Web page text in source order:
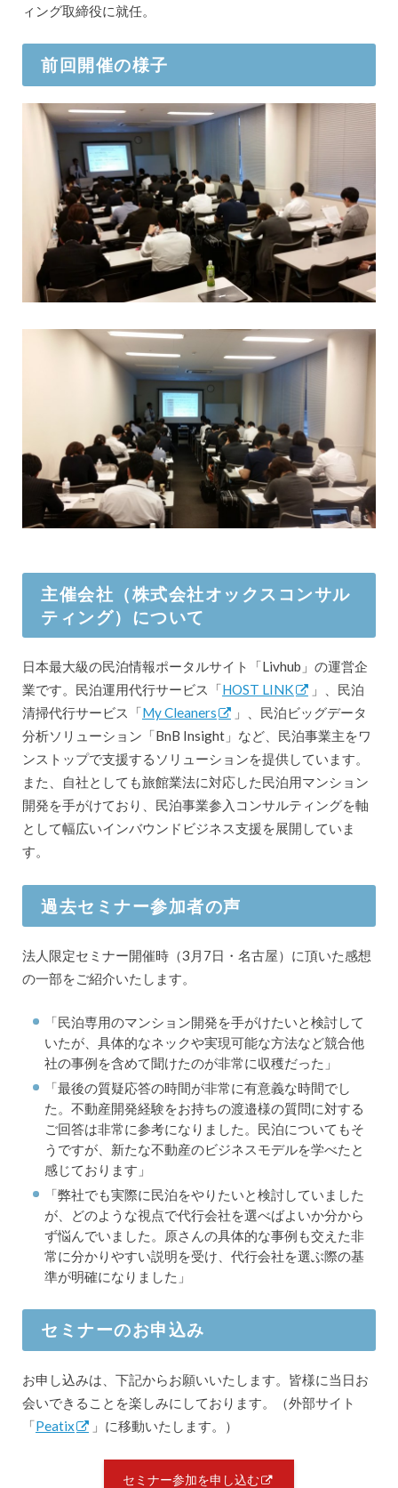
ィング取締役に就任。
前回開催の様子
主催会社（株式会社オックスコンサル
ティング）について
日本最大級の民泊情報ポータルサイト「Livhub」の運営企
業です。民泊運用代行サービス「HOST LINK
」、民泊
清掃代行サービス「My Cleaners
」、民泊ビッグデータ
分析ソリューション「BnB Insight」など、民泊事業主をワ
ンストップで支援するソリューションを提供しています。
また、自社としても旅館業法に対応した民泊用マンション
開発を手がけており、民泊事業参入コンサルティングを軸
として幅広いインバウンドビジネス支援を展開していま
す。
過去セミナー参加者の声
法人限定セミナー開催時（3月7日・名古屋）に頂いた感想
の一部をご紹介いたします。
「民泊専用のマンション開発を手がけたいと検討して
いたが、具体的なネックや実現可能な方法など競合他
社の事例を含めて聞けたのが非常に収穫だった」
「最後の質疑応答の時間が非常に有意義な時間でし
た。不動産開発経験をお持ちの渡邉様の質問に対する
ご回答は非常に参考になりました。民泊についてもそ
うですが、新たな不動産のビジネスモデルを学べたと
感じております」
「弊社でも実際に民泊をやりたいと検討していました
が、どのような視点で代行会社を選べばよいか分から
ず悩んでいました。原さんの具体的な事例も交えた非
常に分かりやすい説明を受け、代行会社を選ぶ際の基
準が明確になりました」
セミナーのお申込み
お申し込みは、下記からお願いいたします。皆様に当日お
会いできることを楽しみにしております。（外部サイト
「Peatix 」に移動いたします。）
セミナー参加を申し込む